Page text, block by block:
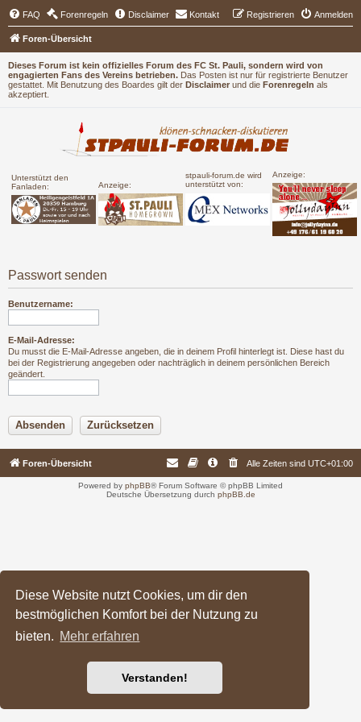
Diese Website nutzt Cookies, um dir den
bestmöglichen Komfort bei der Nutzung zu
bieten. Mehr erfahren
Verstanden!
Dieses Forum ist kein offizielles Forum des FC St. Pauli, sondern wird von
engagierten Fans des Vereins betrieben. Das Posten ist nur für registrierte Benutzer
gestattet. Mit Benutzung des Boardes gilt der Disclaimer und die Forenregeln als
akzeptiert.
Unterstützt den
Fanladen:
Anzeige:
stpauli-forum.de wird
unterstützt von:
Anzeige:
FAQ Forenregeln Disclaimer Kontakt Anmelden
Registrieren
Foren-Übersicht
Passwort senden
Benutzername:
E-Mail-Adresse:
Du musst die E-Mail-Adresse angeben, die in deinem Profil hinterlegt ist. Diese hast du
bei der Registrierung angegeben oder nachträglich in deinem persönlichen Bereich
geändert.
Foren-Übersicht Alle Zeiten sind UTC+01:00
Powered by phpBB® Forum Software © phpBB Limited
Deutsche Übersetzung durch phpBB.de